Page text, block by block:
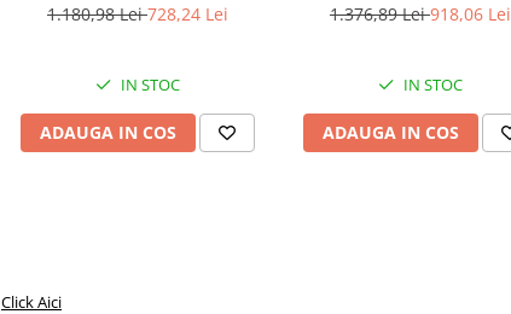
1.180,98 Lei728,24 Lei
IN STOC
ADAUGA IN COS
1.376,89 Lei918,06 Lei
IN STOC
ADAUGA IN COS
Click Aici